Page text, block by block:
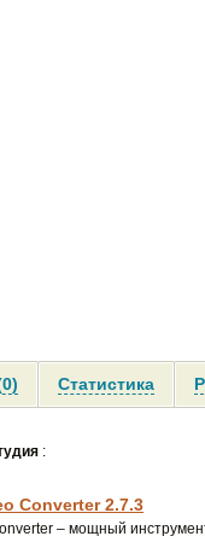
Статистика
:
Converter 2.7.3
– мощный